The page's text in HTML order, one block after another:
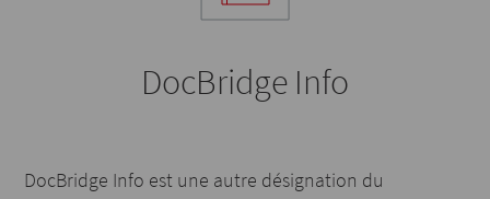
DocBridge Info
DocBridge Info est une autre désignation du